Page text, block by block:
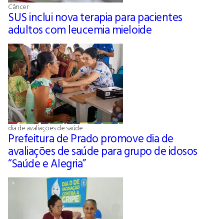
Câncer
SUS inclui nova terapia para pacientes
adultos com leucemia mieloide
dia de avaliações de saúde
Prefeitura de Prado promove dia de
avaliações de saúde para grupo de idosos
“Saúde e Alegria”